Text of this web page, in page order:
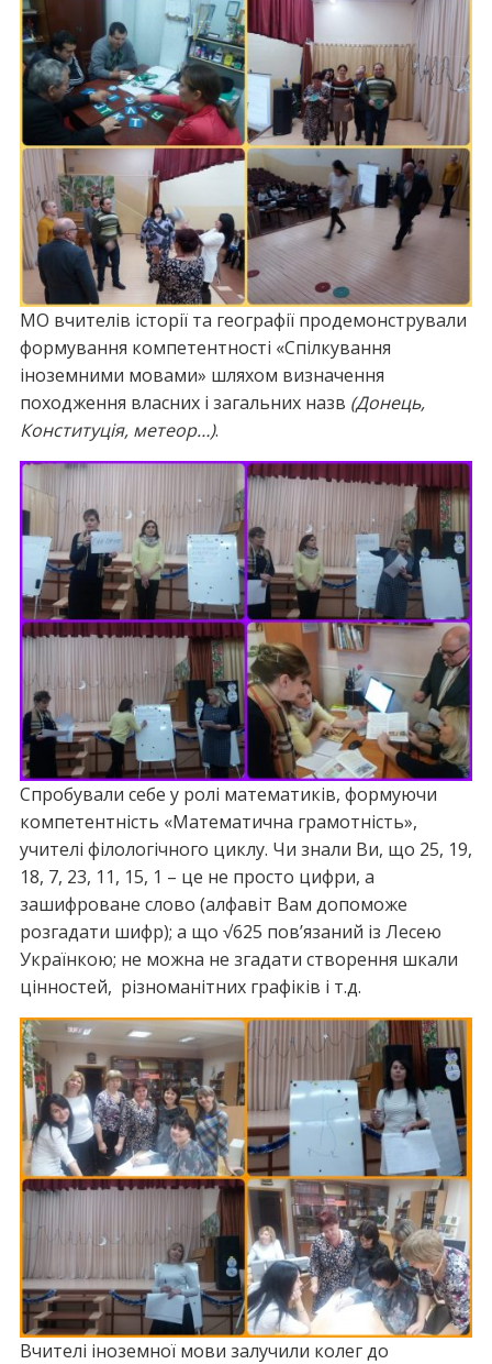
МО вчителів історії та географії продемонстрували
формування компетентності «Спілкування
іноземними мовами» шляхом визначення
походження власних і загальних назв (Донець,
Конституція, метеор…).
Спробували себе у ролі математиків, формуючи
компетентність «Математична грамотність»,
учителі філологічного циклу. Чи знали Ви, що 25, 19,
18, 7, 23, 11, 15, 1 – це не просто цифри, а
зашифроване слово (алфавіт Вам допоможе
розгадати шифр); а що √625 пов’язаний із Лесею
Українкою; не можна не згадати створення шкали
цінностей, різноманітних графіків і т.д.
Вчителі іноземної мови залучили колег до